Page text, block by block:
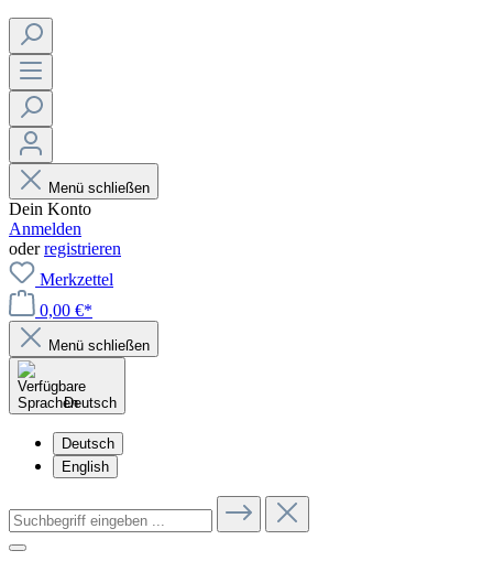
Menü schließen
Dein Konto
Anmelden
oderregistrieren
Merkzettel
0,00 €*
Menü schließen
Deutsch
Deutsch
English